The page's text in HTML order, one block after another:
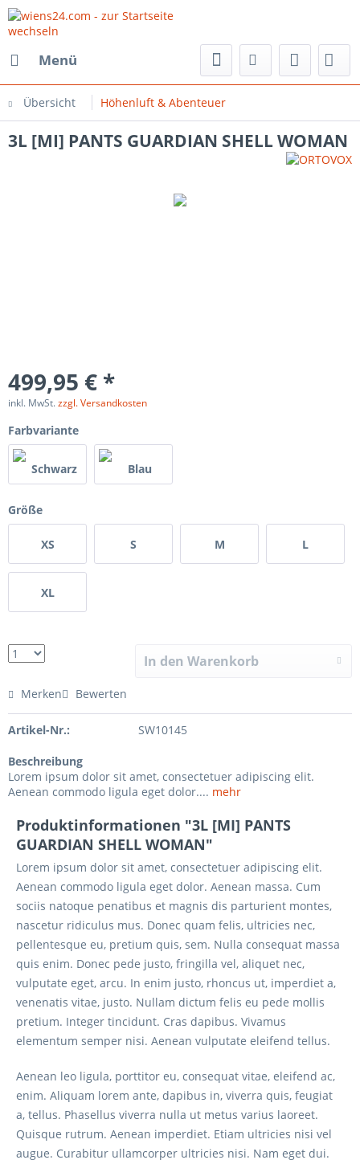
Menü
Übersicht Höhenluft & Abenteuer
3L [MI] PANTS GUARDIAN SHELL WOMAN
499,95 € *
inkl. MwSt.zzgl. Versandkosten
Farbvariante
Größe
XS S M L
XL
In den Warenkorb
Merken Bewerten
Artikel-Nr.: SW10145
Beschreibung
Lorem ipsum dolor sit amet, consectetuer adipiscing elit.
Aenean commodo ligula eget dolor.... mehr
Produktinformationen "3L [MI] PANTS
GUARDIAN SHELL WOMAN"
Lorem ipsum dolor sit amet, consectetuer adipiscing elit.
Aenean commodo ligula eget dolor. Aenean massa. Cum
sociis natoque penatibus et magnis dis parturient montes,
nascetur ridiculus mus. Donec quam felis, ultricies nec,
pellentesque eu, pretium quis, sem. Nulla consequat massa
quis enim. Donec pede justo, fringilla vel, aliquet nec,
vulputate eget, arcu. In enim justo, rhoncus ut, imperdiet a,
venenatis vitae, justo. Nullam dictum felis eu pede mollis
pretium. Integer tincidunt. Cras dapibus. Vivamus
elementum semper nisi. Aenean vulputate eleifend tellus.
Aenean leo ligula, porttitor eu, consequat vitae, eleifend ac,
enim. Aliquam lorem ante, dapibus in, viverra quis, feugiat
a, tellus. Phasellus viverra nulla ut metus varius laoreet.
Quisque rutrum. Aenean imperdiet. Etiam ultricies nisi vel
augue. Curabitur ullamcorper ultricies nisi. Nam eget dui.